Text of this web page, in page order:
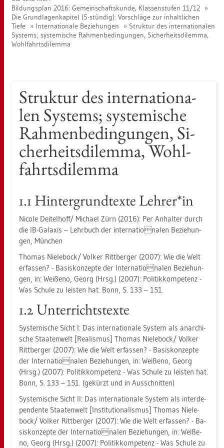
Bil­dungs­plan 2016: Ge­mein­schafts­kun­de, Klas­sen­stu­fen 11/12
Die Grund­la­gen­ka­pi­tel (5-stün­dig): Vor­schlä­ge zur in­halt­li­chen
Tiefe
In­ter­na­tio­na­le Be­zie­hun­gen
Struk­tur des in­ter­na­tio­na­len
Sys­tems; sys­te­mi­sche Rah­men­be­din­gun­gen, Si­cher­heits­di­lem­ma,
Wohl­fahrts­di­lem­ma
Struk­tur des in­ter­na­tio­na­
len Sys­tems; sys­te­mi­sche
Rah­men­be­din­gun­gen, Si­
cher­heits­di­lem­ma, Wohl­
fahrts­di­lem­ma
1.1 Hin­ter­grund­tex­te Leh­rer*in
Ni­co­le Dei­tel­hoff/ Mi­cha­el Zürn (2016): Per An­hal­ter durch
die IB-Ga­la­xis – Lehr­buch der in­ter­na­tionalen Be­zie­hun­
gen, Mün­chen
Tho­mas Nie­le­bock/ Vol­ker Ritt­ber­ger (2007): Wie die Welt
er­fas­sen? - Ba­sis­kon­zep­te der In­ter­na­tionalen Be­zie­hun­
gen, in: Wei­ße­no, Georg (Hrsg.) (2007): Po­li­tik­kom­pe­tenz -
Was Schu­le zu leis­ten hat. Bonn, S. 133 – 151.
1.2 Un­ter­richts­tex­te
Sys­te­mi­sche Sicht I: Das in­ter­na­tio­na­le Sys­tem als an­ar­chi­
sche Staa­ten­welt [Rea­lis­mus] Tho­mas Nie­le­bock/ Vol­ker
Ritt­ber­ger (2007): Wie die Welt er­fas­sen? - Ba­sis­kon­zep­te
der In­ter­na­tionalen Be­zie­hun­gen, in: Wei­ße­no, Georg
(Hrsg.) (2007): Po­li­tik­kom­pe­tenz - Was Schu­le zu leis­ten hat.
Bonn, S. 133 – 151. (ge­kürzt und in Aus­schnit­ten)
Sys­te­mi­sche Sicht II: Das in­ter­na­tio­na­le Sys­tem als in­ter­de­
pen­den­te Staa­ten­welt [In­sti­tu­tio­na­lis­mus] Tho­mas Nie­le­
bock/ Vol­ker Ritt­ber­ger (2007): Wie die Welt er­fas­sen? - Ba­
sis­kon­zep­te der In­ter­na­tionalen Be­zie­hun­gen, in: Wei­ße­
no, Georg (Hrsg.) (2007): Po­li­tik­kom­pe­tenz - Was Schu­le zu